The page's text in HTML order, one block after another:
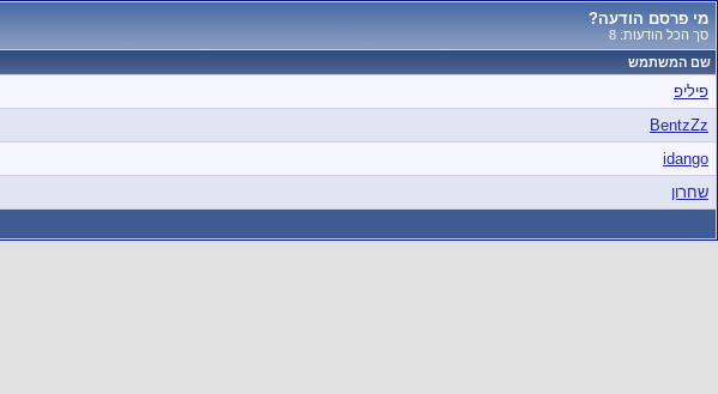
מי פרסם הודעה?
סך הכל הודעות: 8
שם המשתמש
פיליפ
BentzZz
idango
שחרון